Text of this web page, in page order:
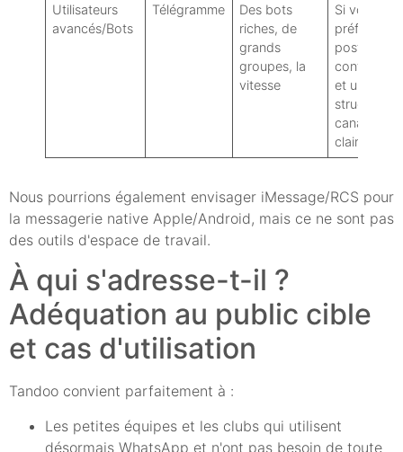
Utilisateurs
avancés/Bots
Télégramme
Des bots
riches, de
grands
groupes, la
vitesse
Si vous
préférez
posture de
et une
structure
canal plus
claires
Nous pourrions également envisager iMessage/RCS pour
la messagerie native Apple/Android, mais ce ne sont pas
des outils d'espace de travail.
À qui s'adresse-t-il ?
Adéquation au public cible
et cas d'utilisation
Tandoo convient parfaitement à :
Les petites équipes et les clubs qui utilisent
désormais WhatsApp et n'ont pas besoin de toute